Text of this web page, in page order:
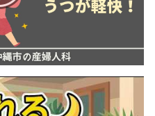
療内容
まな講座・クラス
出産を希望される方へ